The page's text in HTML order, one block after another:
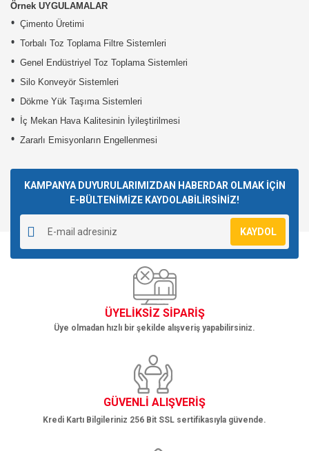
Örnek UYGULAMALAR
• Çimento Üretimi
• Torbalı Toz Toplama Filtre Sistemleri
• Genel Endüstriyel Toz Toplama Sistemleri
• Silo Konveyör Sistemleri
• Dökme Yük Taşıma Sistemleri
• İç Mekan Hava Kalitesinin İyileştirilmesi
• Zararlı Emisyonların Engellenmesi
KAMPANYA DUYURULARIMIZDAN HABERDAR OLMAK İÇİN
E-BÜLTENİMİZE KAYDOLABİLİRSİNİZ!
KAYDOL
ÜYELİKSİZ SİPARİŞ
Üye olmadan hızlı bir şekilde alışveriş yapabilirsiniz.
GÜVENLİ ALIŞVERİŞ
Kredi Kartı Bilgileriniz 256 Bit SSL sertifikasıyla güvende.